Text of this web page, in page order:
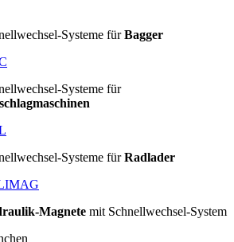
Systeme fürBagger
Systeme für
Systeme fürRadlader
Magnete mit Schnellwechsel-System